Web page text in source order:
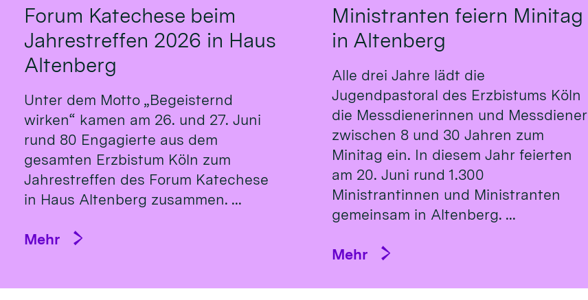
Forum Katechese beim
Jahrestreffen 2026 in Haus
Altenberg
Unter dem Motto „Begeisternd
wirken“ kamen am 26. und 27. Juni
rund 80 Engagierte aus dem
gesamten Erzbistum Köln zum
Jahrestreffen des Forum Katechese
in Haus Altenberg zusammen. ...
Mehr
Ministranten feiern Minitag
in Altenberg
Alle drei Jahre lädt die
Jugendpastoral des Erzbistums Köln
die Messdienerinnen und Messdiener
zwischen 8 und 30 Jahren zum
Minitag ein. In diesem Jahr feierten
am 20. Juni rund 1.300
Ministrantinnen und Ministranten
gemeinsam in Altenberg. ...
Mehr